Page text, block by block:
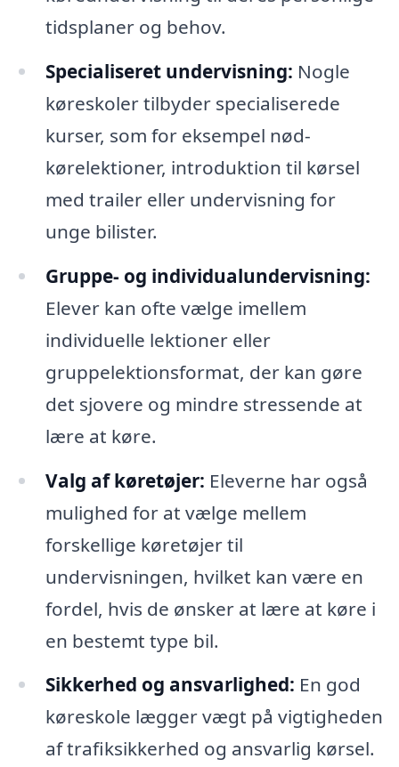
tidsplaner og behov.
Specialiseret undervisning: Nogle
køreskoler tilbyder specialiserede
kurser, som for eksempel nød-
kørelektioner, introduktion til kørsel
med trailer eller undervisning for
unge bilister.
Gruppe- og individualundervisning:
Elever kan ofte vælge imellem
individuelle lektioner eller
gruppelektionsformat, der kan gøre
det sjovere og mindre stressende at
lære at køre.
Valg af køretøjer: Eleverne har også
mulighed for at vælge mellem
forskellige køretøjer til
undervisningen, hvilket kan være en
fordel, hvis de ønsker at lære at køre i
en bestemt type bil.
Sikkerhed og ansvarlighed: En god
køreskole lægger vægt på vigtigheden
af trafiksikkerhed og ansvarlig kørsel.